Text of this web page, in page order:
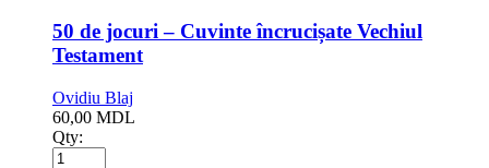
50 de jocuri – Cuvinte încrucișate Vechiul
Testament
Ovidiu Blaj
60,00 MDL
Qty: